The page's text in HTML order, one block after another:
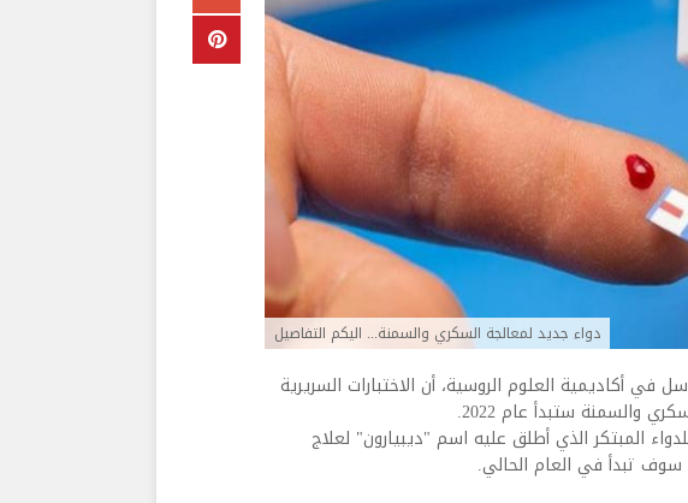
دواء جديد لمعالجة السكري والسمنة... اليكم التفاصيل
في أكاديمية العلوم الروسية، أن الاختبارات السريرية
والسمنة ستبدأ عام 2022.
المبتكر الذي أطلق عليه اسم "ديبيارون" لعلاج
سوف تبدأ في العام الحالي.